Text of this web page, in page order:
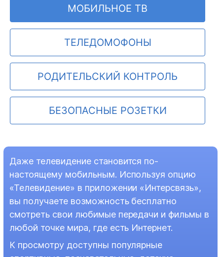
МОБИЛЬНОЕ ТВ
ТЕЛЕДОМОФОНЫ
РОДИТЕЛЬСКИЙ КОНТРОЛЬ
БЕЗОПАСНЫЕ РОЗЕТКИ
Даже телевидение становится по-
настоящему мобильным. Используя опцию
«Телевидение» в приложении «Интерсвязь»,
вы получаете возможность бесплатно
смотреть свои любимые передачи и фильмы в
любой точке мира, где есть Интернет.
К просмотру доступны популярные